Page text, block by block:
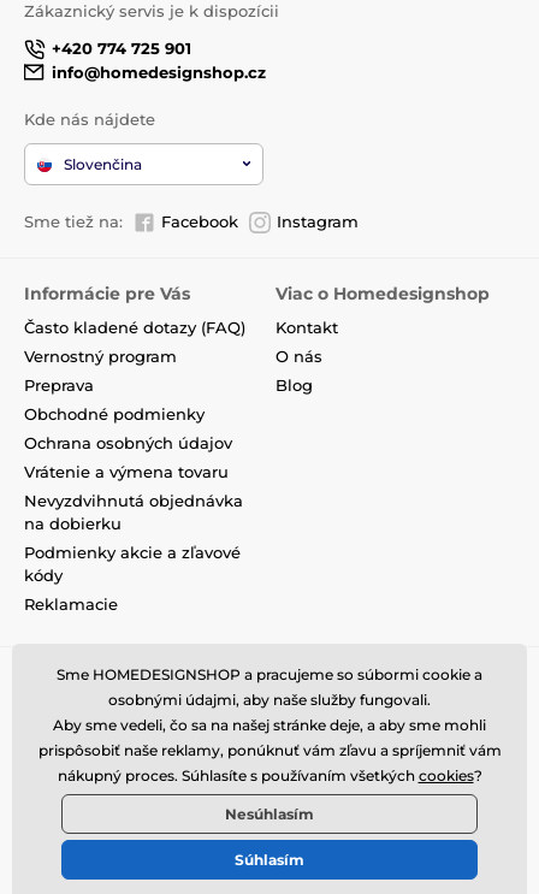
Zákaznický servis je k dispozícii
+420 774 725 901
info@homedesignshop.cz
Kde nás nájdete
Slovenčina
Sme tiež na: Facebook Instagram
Informácie pre Vás
Často kladené dotazy (FAQ)
Vernostný program
Preprava
Obchodné podmienky
Ochrana osobných údajov
Vrátenie a výmena tovaru
Nevyzdvihnutá objednávka
na dobierku
Podmienky akcie a zľavové
kódy
Reklamacie
Viac o Homedesignshop
Kontakt
O nás
Blog
Sme HOMEDESIGNSHOP a pracujeme so súbormi cookie a
osobnými údajmi, aby naše služby fungovali.
Aby sme vedeli, čo sa na našej stránke deje, a aby sme mohli
prispôsobiť naše reklamy, ponúknuť vám zľavu a spríjemniť vám
nákupný proces. Súhlasíte s používaním všetkých cookies?
Nesúhlasím
Súhlasím